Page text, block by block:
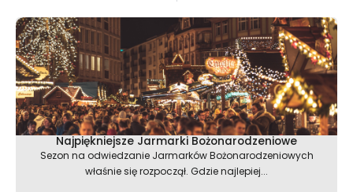
Najpiękniejsze Jarmarki Bożonarodzeniowe
Sezon na odwiedzanie Jarmarków Bożonarodzeniowych
właśnie się rozpoczął. Gdzie najlepiej...